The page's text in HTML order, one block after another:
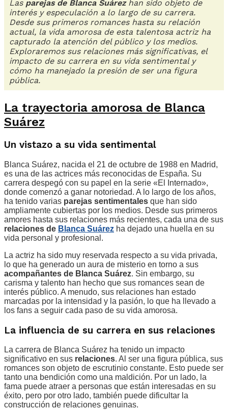
Las parejas de Blanca Suárezhan sido objeto de
interés y especulación a lo largo de su carrera.
Desde sus primeros romances hasta su relación
actual, la vida amorosa de esta talentosa actriz ha
capturado la atención del público y los medios.
Exploraremos sus relaciones más significativas, el
impacto de su carrera en su vida sentimental y
cómo ha manejado la presión de ser una figura
pública.
La trayectoria amorosa de Blanca
Suárez
Un vistazo a su vida sentimental
Blanca Suárez, nacida el 21 de octubre de 1988 en Madrid,
es una de las actrices más reconocidas de España. Su
carrera despegó con su papel en la serie «El Internado»,
donde comenzó a ganar notoriedad. A lo largo de los años,
ha tenido varias parejas sentimentales que han sido
ampliamente cubiertas por los medios. Desde sus primeros
amores hasta sus relaciones más recientes, cada una de sus
relaciones de Blanca Suárez ha dejado una huella en su
vida personal y profesional.
La actriz ha sido muy reservada respecto a su vida privada,
lo que ha generado un aura de misterio en torno a sus
acompañantes de Blanca Suárez. Sin embargo, su
carisma y talento han hecho que sus romances sean de
interés público. A menudo, sus relaciones han estado
marcadas por la intensidad y la pasión, lo que ha llevado a
los fans a seguir cada paso de su vida amorosa.
La influencia de su carrera en sus relaciones
La carrera de Blanca Suárez ha tenido un impacto
significativo en sus relaciones. Al ser una figura pública, sus
romances son objeto de escrutinio constante. Esto puede ser
tanto una bendición como una maldición. Por un lado, la
fama puede atraer a personas que están interesadas en su
éxito, pero por otro lado, también puede dificultar la
construcción de relaciones genuinas.